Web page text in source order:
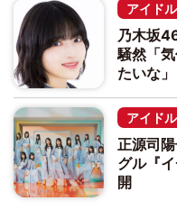
アイド
乃木坂
騒然「
たいな」
アイド
正源司
グル『
開